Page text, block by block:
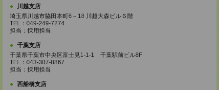
川越支店
埼玉県川越市脇田本町6－18 川越大森ビル６階
TEL：049-249-7274
担当：採用担当
千葉支店
千葉県千葉市中央区富士見1-1-1 千葉駅前ビル8F
TEL：043-307-8867
担当：採用担当
西船橋支店